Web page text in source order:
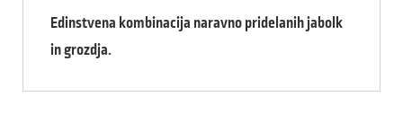
Edinstvena kombinacija naravno pridelanih jabolk
in grozdja.